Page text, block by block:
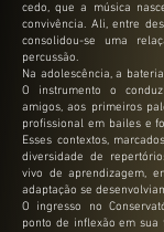
cedo, que a música
convivência. Ali, entre
consolidou-se uma
percussão.
Na adolescência, a
O instrumento o
amigos, aos primeiros
profissional em bailes e
Esses contextos,
diversidade de
vivo de aprendizagem,
adaptação se
O ingresso no
ponto de inflexão em